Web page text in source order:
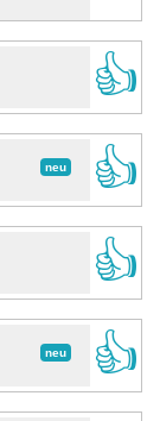
👍
neu
👍
👍
neu
👍